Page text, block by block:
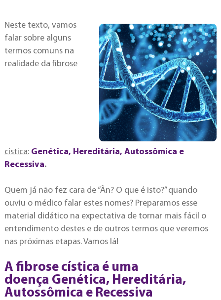
Neste texto, vamos
falar sobre alguns
termos comuns na
realidade dafibrose
cística: Genética, Hereditária, Autossômica e
Recessiva.
Quem já não fez cara de “Ãn? O que é isto?” quando
ouviu o médico falar estes nomes? Preparamos esse
material didático na expectativa de tornar mais fácil o
entendimento destes e de outros termos que veremos
nas próximas etapas. Vamos lá!
A fibrose cística é uma
doença Genética, Hereditária,
Autossômica e Recessiva